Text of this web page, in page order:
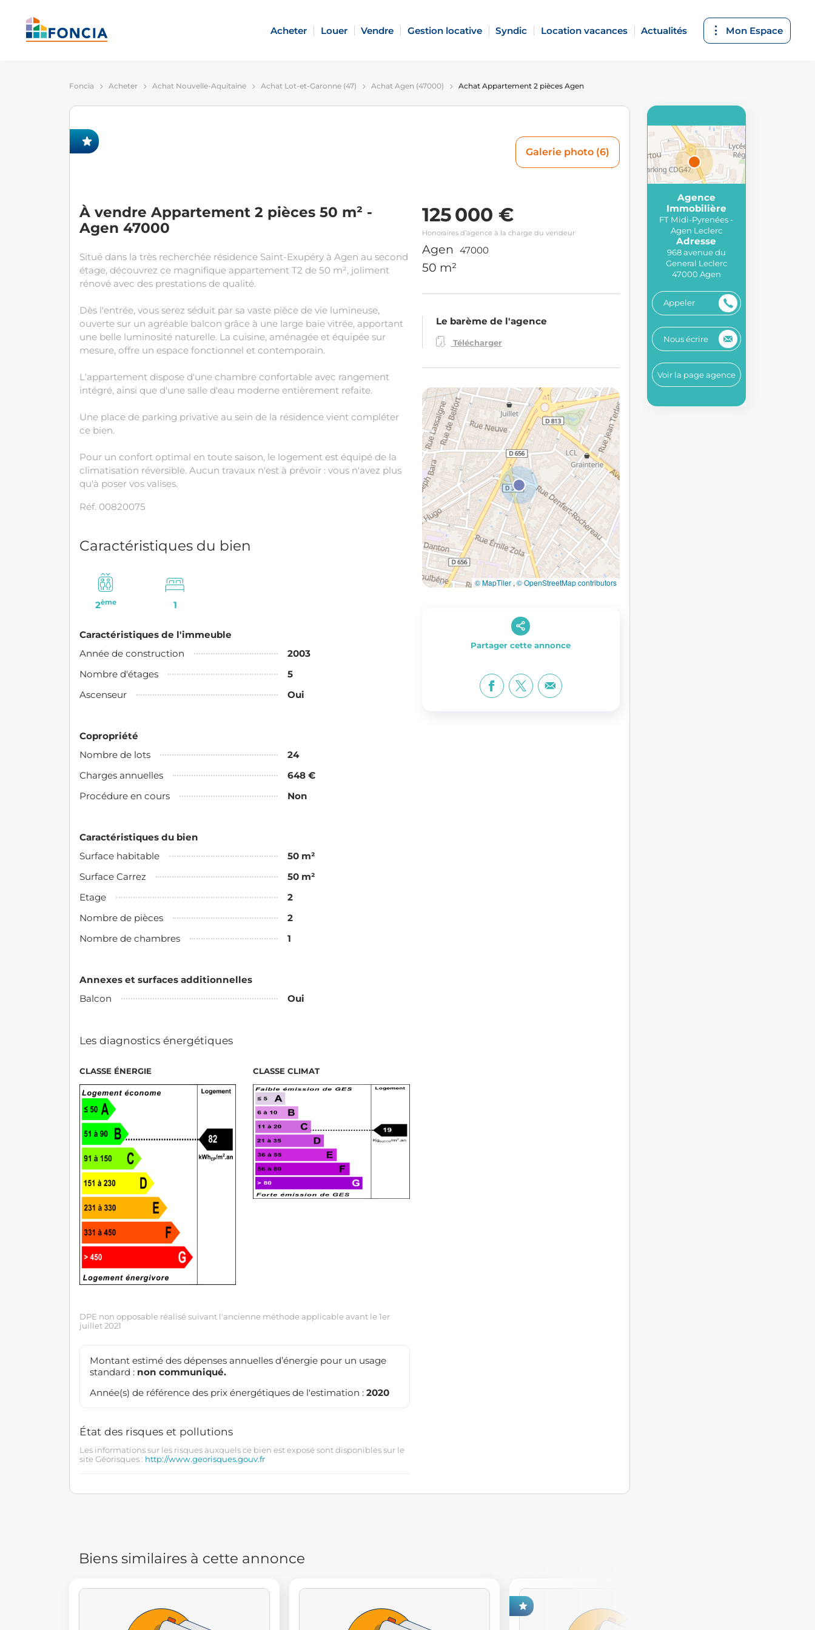
Acheter Louer Vendre Gestion locative Syndic Location vacances Actualités Mon Espace
Foncia Acheter Achat Nouvelle-Aquitaine Achat Lot-et-Garonne (47) Achat Agen (47000) Achat Appartement 2 pièces Agen
FONCIA
Galerie photo (6)
À vendre Appartement 2 pièces 50 m² -
Agen 47000
Situé dans la très recherchée résidence Saint-Exupéry à Agen au second
étage, découvrez ce magnifique appartement T2 de 50 m², joliment
rénové avec des prestations de qualité.
Dès l'entrée, vous serez séduit par sa vaste pièce de vie lumineuse,
ouverte sur un agréable balcon grâce à une large baie vitrée, apportant
une belle luminosité naturelle. La cuisine, aménagée et équipée sur
mesure, offre un espace fonctionnel et contemporain.
L'appartement dispose d'une chambre confortable avec rangement
intégré, ainsi que d'une salle d'eau moderne entièrement refaite.
Une place de parking privative au sein de la résidence vient compléter
ce bien.
Pour un confort optimal en toute saison, le logement est équipé de la
climatisation réversible. Aucun travaux n'est à prévoir : vous n'avez plus
qu'à poser vos valises.
Réf. 00820075
Caractéristiques du bien
2ème 1
Caractéristiques de l'immeuble
Année de construction
2003
Nombre d'étages
5
Ascenseur
Oui
Copropriété
Nombre de lots
24
Charges annuelles
648 €
Procédure en cours
Non
Caractéristiques du bien
Surface habitable
50 m²
Surface Carrez
50 m²
Etage
2
Nombre de pièces
2
Nombre de chambres
1
Annexes et surfaces additionnelles
Balcon
Oui
Les diagnostics énergétiques
CLASSE ÉNERGIE CLASSE CLIMAT
DPE non opposable réalisé suivant l'ancienne méthode applicable avant le 1er
juillet 2021
Montant estimé des dépenses annuelles d’énergie pour un usage
standard : non communiqué.
Année(s) de référence des prix énergétiques de l'estimation :2020
État des risques et pollutions
Les informations sur les risques auxquels ce bien est exposé sont disponibles sur le
site Géorisques : http://www.georisques.gouv.fr
125 000 €
Honoraires d’agence à la charge du vendeur
Agen 47000
50 m²
Le barème de l'agence
Télécharger
© MapTiler ,© OpenStreetMap contributors
Partager cette annonce
Biens similaires à cette annonce
Attributions
© MapTiler
© OpenStreetMap
contributors
Agence
Immobilière
FT Midi-Pyrenées -
Agen Leclerc
Adresse
968 avenue du
General Leclerc
47000 Agen
Appeler
Nous écrire
Voir la page agence